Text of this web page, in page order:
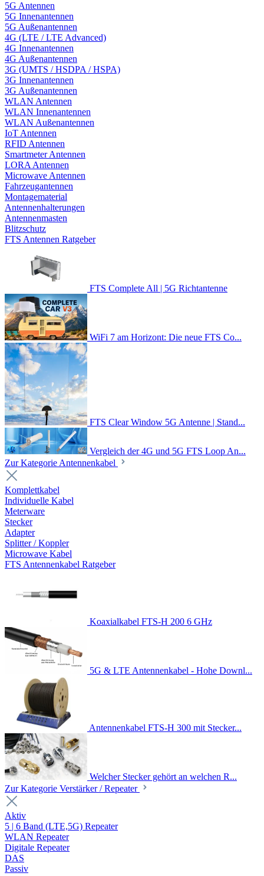
5G Antennen
5G Innenantennen
5G Außenantennen
4G (LTE / LTE Advanced)
4G Innenantennen
4G Außenantennen
3G (UMTS / HSDPA / HSPA)
3G Innenantennen
3G Außenantennen
WLAN Antennen
WLAN Innenantennen
WLAN Außenantennen
IoT Antennen
RFID Antennen
Smartmeter Antennen
LORA Antennen
Microwave Antennen
Fahrzeugantennen
Montagematerial
Antennenhalterungen
Antennenmasten
Blitzschutz
FTS Antennen Ratgeber
FTS Complete All | 5G Richtantenne
WiFi 7 am Horizont: Die neue FTS Co...
FTS Clear Window 5G Antenne | Stand...
Vergleich der 4G und 5G FTS Loop An...
Zur Kategorie Antennenkabel
Komplettkabel
Individuelle Kabel
Meterware
Stecker
Adapter
Splitter / Koppler
Microwave Kabel
FTS Antennenkabel Ratgeber
Koaxialkabel FTS-H 200 6 GHz
5G & LTE Antennenkabel - Hohe Downl...
Antennenkabel FTS-H 300 mit Stecker...
Welcher Stecker gehört an welchen R...
Zur Kategorie Verstärker / Repeater
Aktiv
5 | 6 Band (LTE,5G) Repeater
WLAN Repeater
Digitale Repeater
DAS
Passiv